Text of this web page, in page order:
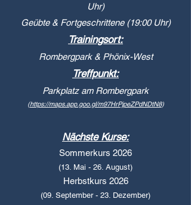
Uhr)
Geübte & Fortgeschrittene (19:00 Uhr)
Trainingsort:
Rombergpark & Phönix-West
Treffpunkt:
Parkplatz am Rombergpark
(https://maps.app.goo.gl/m97HrPjpeZPdNDtN8)
Nächste Kurse:
Sommerkurs 2026
(13. Mai - 26. August)
Herbstkurs 2026
(09. September - 23. Dezember)